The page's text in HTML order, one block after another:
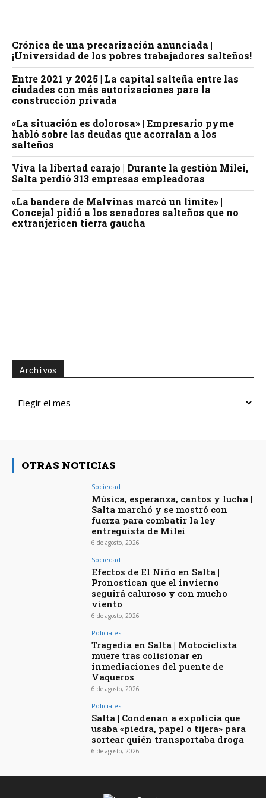
Crónica de una precarización anunciada |
¡Universidad de los pobres trabajadores salteños!
Entre 2021 y 2025 | La capital salteña entre las
ciudades con más autorizaciones para la
construcción privada
«La situación es dolorosa» | Empresario pyme
habló sobre las deudas que acorralan a los
salteños
Viva la libertad carajo | Durante la gestión Milei,
Salta perdió 313 empresas empleadoras
«La bandera de Malvinas marcó un límite» |
Concejal pidió a los senadores salteños que no
extranjericen tierra gaucha
Archivos
Archivos
OTRAS NOTICIAS
Sociedad
Música, esperanza, cantos y lucha |
Salta marchó y se mostró con
fuerza para combatir la ley
entreguista de Milei
6 de agosto, 2026
Sociedad
Efectos de El Niño en Salta |
Pronostican que el invierno
seguirá caluroso y con mucho
viento
6 de agosto, 2026
Policiales
Tragedia en Salta | Motociclista
muere tras colisionar en
inmediaciones del puente de
Vaqueros
6 de agosto, 2026
Policiales
Salta | Condenan a expolicía que
usaba «piedra, papel o tijera» para
sortear quién transportaba droga
6 de agosto, 2026